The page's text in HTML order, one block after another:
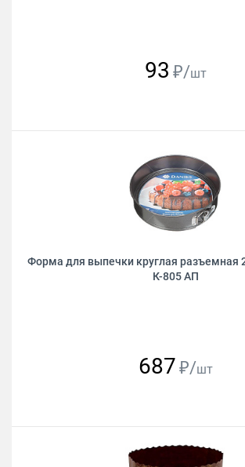
93 ₽/шт
Форма для выпечки круглая разъемная
К-805 АП
687 ₽/шт